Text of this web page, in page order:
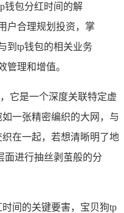
钱包分红时间的解
户合理规划投资，掌
到tp钱包的相关业务
管理和增值。
它是一个深度关联特定虚
一张精密编织的大网，与
在一起，若想清晰明了地
面进行抽丝剥茧般的分
间的关键要害，宝贝狗tp